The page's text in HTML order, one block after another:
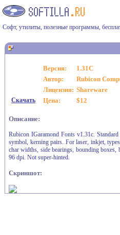
Софт, утилиты, полезные программы,
Версия:
1.31C
Автор:
Rubicon
Лицензия: Shareware
Скачать Цена: $12
Описание:
Rubicon IGaramond Fonts v1.31c.
symbol, kerning pairs. For laser, inkjet,
char widths, side bearings, bounding
96 dpi. Not super-hinted.
Скриншот: